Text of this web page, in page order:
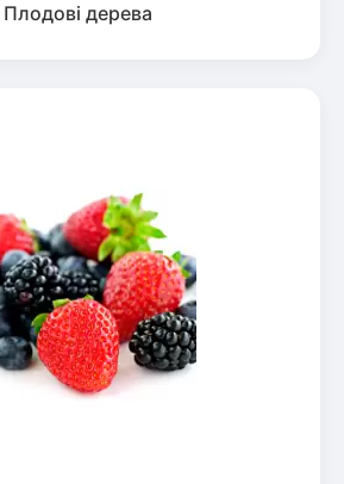
Плодові дерева